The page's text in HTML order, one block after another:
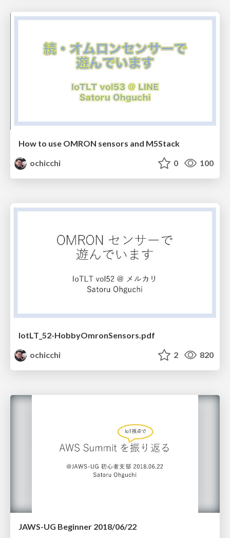
How to use OMRON sensors and M5Stack
ochicchi
0 100
IotLT_52-HobbyOmronSensors.pdf
ochicchi
2 820
JAWS-UG Beginner 2018/06/22